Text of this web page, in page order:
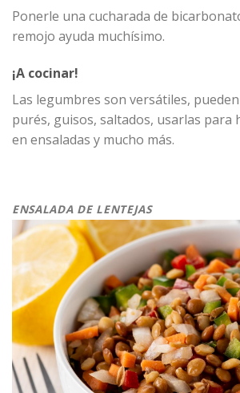
Ponerle una cucharada de
remojo ayuda muchísimo.
¡A cocinar!
Las legumbres son versátiles,
purés, guisos, saltados, usarlas para
en ensaladas y mucho más.
ENSALADA DE LENTEJAS